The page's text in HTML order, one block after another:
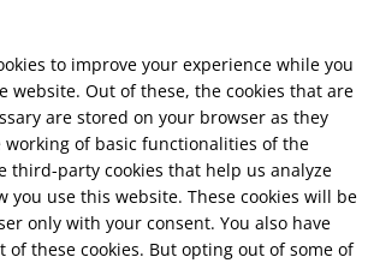
to improve your experience while you
website. Out of these, the cookies that are
are stored on your browser as they
of basic functionalities of the
third-party cookies that help us analyze
you use this website. These cookies will be
only with your consent. You also have
these cookies. But opting out of some of